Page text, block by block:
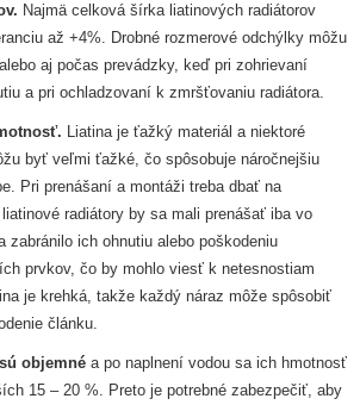
Najmä celková šírka liatinových radiátorov
až +4%. Drobné rozmerové odchýlky môžu
aj počas prevádzky, keď pri zohrievaní
a pri ochladzovaní k zmršťovaniu radiátora.
Liatina je ťažký materiál a niektoré
byť veľmi ťažké, čo spôsobuje náročnejšiu
Pri prenášaní a montáži treba dbať na
radiátory by sa mali prenášať iba vo
zabránilo ich ohnutiu alebo poškodeniu
prvkov, čo by mohlo viesť k netesnostiam
je krehká, takže každý náraz môže spôsobiť
článku.
objemné a po naplnení vodou sa ich hmotnosť
15 – 20 %. Preto je potrebné zabezpečiť, aby